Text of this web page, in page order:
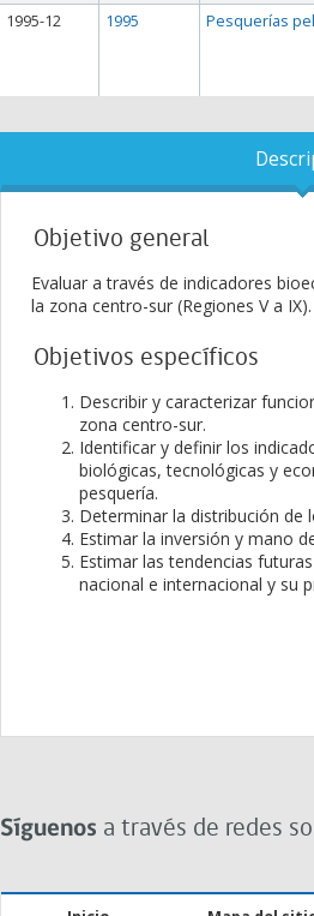
1995-12 1995 Pesquerías
Objetivo general
Evaluar a través de indicadores
la zona centro-sur (Regiones V a IX).
Objetivos específicos
Describir y caracterizar
zona centro-sur.
Identificar y definir los
biológicas, tecnológicas y
pesquería.
Determinar la distribución de
Estimar la inversión y mano
Estimar las tendencias
nacional e internacional y su
Síguenos a través de redes